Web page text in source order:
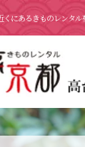
にあるきものレンタル
都 高台寺店
のお知らせ